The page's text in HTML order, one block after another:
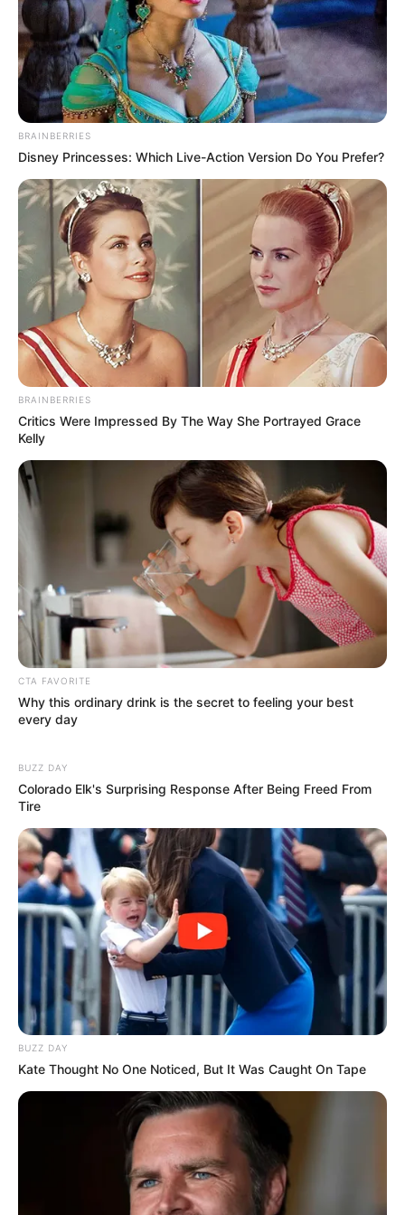
Langka Banget! 10 Pose Lucu
Katak yang Bikin Ketawa
Gemes
Ambyar! 10 Kalimat Baper
Pakai Bahasa Jawa Ini Bikin
Galau Abis
Fail! 10 Potret Makanan Gagal
Dimasak yang Bikin Kamu
Nggak Selera
10 Pose Manekin Anti
Mainstream yang Konyol
Banget
8 Kata Lucu Seputar Malam
Minggu ala Jomblo yang Bikin
Ngenes
10 Desain Kanopi Tempat
Tidur, Serasa Beristirahat di
BRAINBERRIES
Disney Princesses: Which Live-Action Version Do You Prefer?
BRAINBERRIES
Critics Were Impressed By The Way She Portrayed Grace
Kelly
CTA FAVORITE
Why this ordinary drink is the secret to feeling your best
every day
BUZZ DAY
Colorado Elk's Surprising Response After Being Freed From
Tire
BUZZ DAY
Kate Thought No One Noticed, But It Was Caught On Tape